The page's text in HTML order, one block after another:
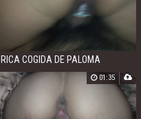
RICA COGIDA DE PALOMA
01:35